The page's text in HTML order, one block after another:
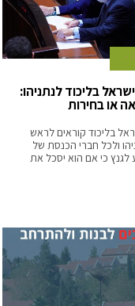
בליכוד לנתניהו:
או בחירות
בליכוד קוראים לראש
ולכל חברי הכנסת של
לגנץ כי אם הוא יסכל את